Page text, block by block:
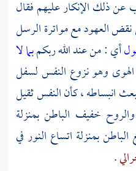
ذلك الإنكار عليهم فقال
العهود مع مواترة الرسل
أي : من عند الله ربكمبما لا
وهو نزوع النفس لسفل
انبساطه ، كأن النفس ثقيل
والروح خفيف الباطن بمنزلة
بمنزلة اتساع النور في
.